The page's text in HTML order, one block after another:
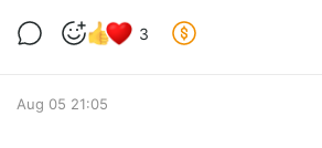
3
Aug 05 21:05